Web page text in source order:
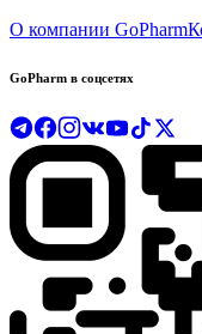
О компании GoPharm
GoPharm в соцсетях